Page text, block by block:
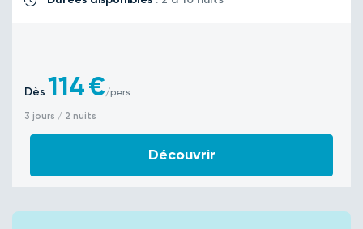
Dès 114€/pers
3 jours / 2 nuits
Découvrir